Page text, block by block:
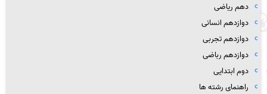
دهم ریاضی
دوازدهم انسانی
دوازدهم تجربی
دوازدهم رباضی
دوم ابتدایی
راهنمای رشته ها